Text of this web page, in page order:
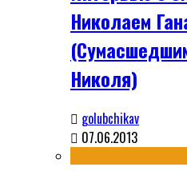
Николаем
Николя)
golubchikav
07.06.2013